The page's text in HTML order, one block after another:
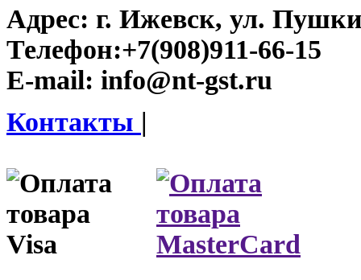
Адрес: г. Ижевск, ул.
Телефон:+7(908)911-66-15
E-mail: info@nt-gst.ru
Контакты |